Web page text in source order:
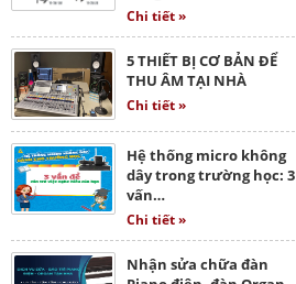
Chi tiết »
5 THIẾT BỊ CƠ BẢN ĐỂ
THU ÂM TẠI NHÀ
Chi tiết »
Hệ thống micro không
dây trong trường học: 3
vấn…
Chi tiết »
Nhận sửa chữa đàn